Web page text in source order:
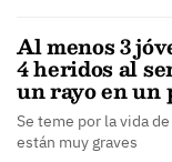
Al menos 3
4 heridos al
un rayo en un
Se teme por la vida
están muy graves